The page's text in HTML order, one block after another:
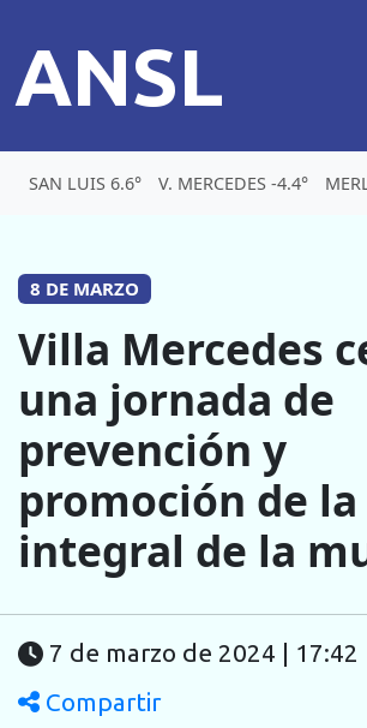
ANSL
SAN LUIS 6.6° V. MERCEDES -4.4°
8 DE MARZO
Villa Mercedes
una jornada de
prevención y
promoción de
integral de la
7 de marzo de 2024 | 17:42
Compartir